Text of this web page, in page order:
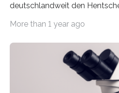
deutschlandweit den
hochrangige
Schlaganfall“ mit Sitz in
Schlaganfallforschung, um
Betroffenen zu verbessern.
diesem Jahr wieder
More than 1 year ago